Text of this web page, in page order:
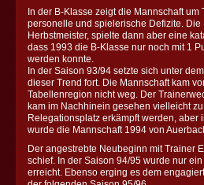
In der B-Klasse zeigt die Mannschaft um
personelle und spielerische Defizite. Die
Herbstmeister, spielte dann aber eine
dass 1993 die B-Klasse nur noch mit 1
werden konnte.
In der Saison 93/94 setzte sich unter
dieser Trend fort. Die Mannschaft kam
Tabellenregion nicht weg. Der
kam im Nachhinein gesehen vielleicht
Relegationsplatz erkämpft werden, aber
wurde die Mannschaft 1994 von
Der angestrebte Neubeginn mit Trainer
schief. In der Saison 94/95 wurde nur
erreicht. Ebenso erging es dem